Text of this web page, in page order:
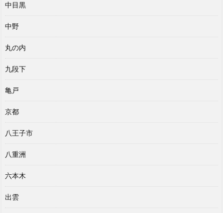
中目黒
中野
丸の内
九段下
亀戸
京都
八王子市
八重洲
六本木
出雲